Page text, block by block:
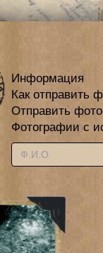
Информация
Как отправить
Отправить
Фотографии с